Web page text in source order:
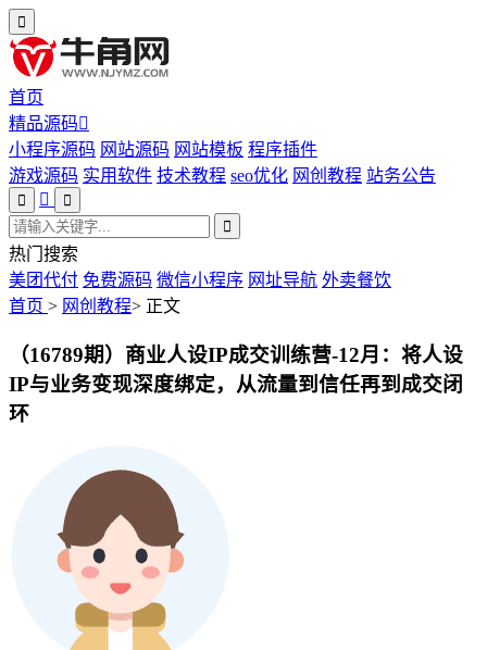
首页
精品源码
小程序源码 网站源码 网站模板 程序插件
游戏源码 实用软件 技术教程 seo优化 网创教程 站务公告
热门搜索
美团代付 免费源码 微信小程序 网址导航 外卖餐饮
首页 > 网创教程> 正文
（16789期）商业人设IP成交训练营-12月：将人设
IP与业务变现深度绑定，从流量到信任再到成交闭
环